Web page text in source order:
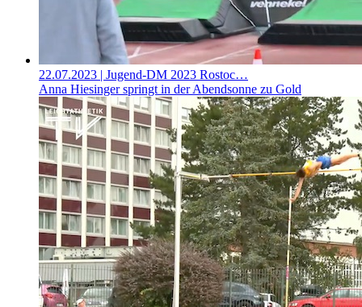
22.07.2023 | Jugend-DM 2023 Rostoc…
Anna Hiesinger springt in der Abendsonne zu Gold